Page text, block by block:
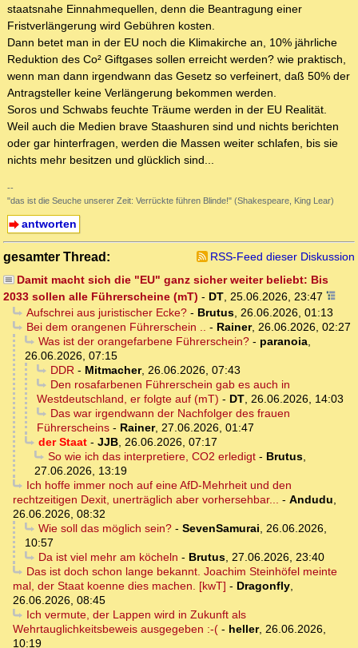
staatsnahe Einnahmequellen, denn die Beantragung einer
Fristverlängerung wird Gebühren kosten.
Dann betet man in der EU noch die Klimakirche an, 10% jährliche
Reduktion des Co² Giftgases sollen erreicht werden? wie praktisch,
wenn man dann irgendwann das Gesetz so verfeinert, daß 50% der
Antragsteller keine Verlängerung bekommen werden.
Soros und Schwabs feuchte Träume werden in der EU Realität.
Weil auch die Medien brave Staashuren sind und nichts berichten
oder gar hinterfragen, werden die Massen weiter schlafen, bis sie
nichts mehr besitzen und glücklich sind...
--
"das ist die Seuche unserer Zeit: Verrückte führen Blinde!" (Shakespeare, King Lear)
antworten
gesamter Thread:
RSS-Feed dieser Diskussion
Damit macht sich die "EU" ganz sicher weiter beliebt: Bis
2033 sollen alle Führerscheine (mT) - DT, 25.06.2026, 23:47
Aufschrei aus juristischer Ecke?- Brutus, 26.06.2026, 01:13
Bei dem orangenen Führerschein .. - Rainer, 26.06.2026, 02:27
Was ist der orangefarbene Führerschein?- paranoia,
26.06.2026, 07:15
DDR- Mitmacher, 26.06.2026, 07:43
Den rosafarbenen Führerschein gab es auch in
Westdeutschland, er folgte auf (mT) - DT, 26.06.2026, 14:03
Das war irgendwann der Nachfolger des frauen
Führerscheins - Rainer, 27.06.2026, 01:47
der Staat- JJB, 26.06.2026, 07:17
So wie ich das interpretiere, CO2 erledigt- Brutus,
27.06.2026, 13:19
Ich hoffe immer noch auf eine AfD-Mehrheit und den
rechtzeitigen Dexit, unerträglich aber vorhersehbar... - Andudu,
26.06.2026, 08:32
Wie soll das möglich sein?- SevenSamurai, 26.06.2026,
10:57
Da ist viel mehr am köcheln - Brutus, 27.06.2026, 23:40
Das ist doch schon lange bekannt. Joachim Steinhöfel meinte
mal, der Staat koenne dies machen. [kwT] - Dragonfly,
26.06.2026, 08:45
Ich vermute, der Lappen wird in Zukunft als
Wehrtauglichkeitsbeweis ausgegeben :-( - heller, 26.06.2026,
10:19